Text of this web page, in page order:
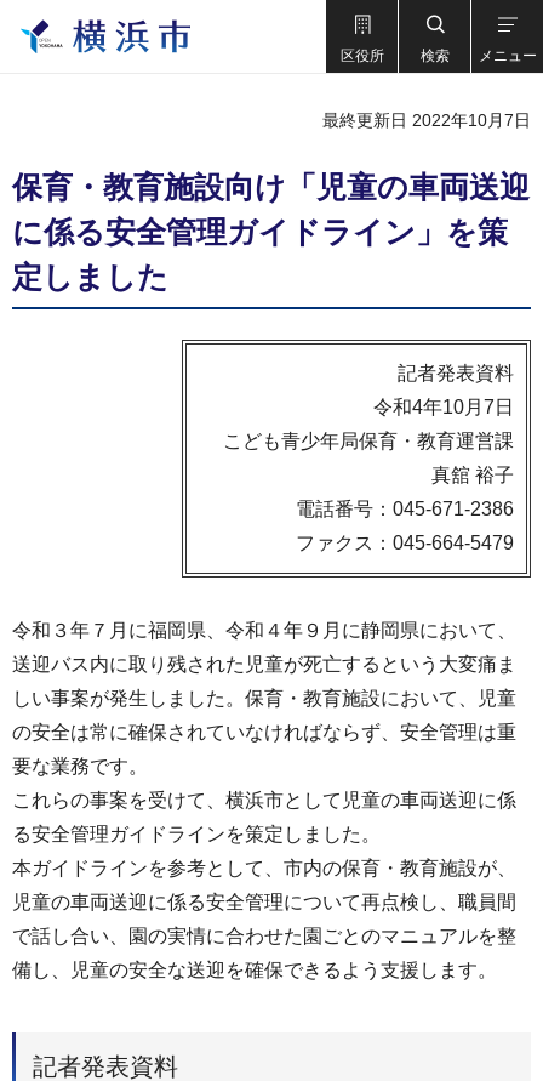
区役所 検索 メニュー
最終更新日 2022年10月7日
保育・教育施設向け「児童の車両送迎
に係る安全管理ガイドライン」を策
定しました
記者発表資料
令和4年10月7日
こども青少年局保育・教育運営課
真舘 裕子
電話番号：045-671-2386
ファクス：045-664-5479
令和３年７月に福岡県、令和４年９月に静岡県において、
送迎バス内に取り残された児童が死亡するという大変痛ま
しい事案が発生しました。保育・教育施設において、児童
の安全は常に確保されていなければならず、安全管理は重
要な業務です。
これらの事案を受けて、横浜市として児童の車両送迎に係
る安全管理ガイドラインを策定しました。
本ガイドラインを参考として、市内の保育・教育施設が、
児童の車両送迎に係る安全管理について再点検し、職員間
で話し合い、園の実情に合わせた園ごとのマニュアルを整
備し、児童の安全な送迎を確保できるよう支援します。
記者発表資料